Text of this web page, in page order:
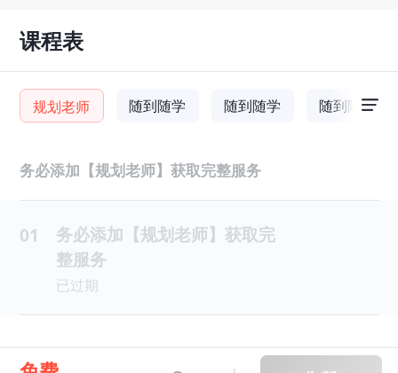
课程表
规划老师 随到随学 随到随学 随到随学
务必添加【规划老师】获取完整服务
01
务必添加【规划老师】获取完
整服务
已过期